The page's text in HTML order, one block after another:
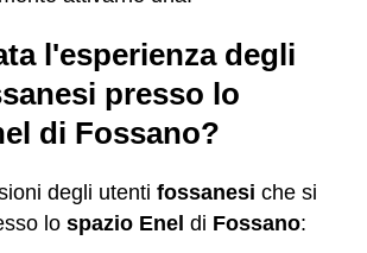
l'esperienza degli
presso lo
di Fossano?
degli utenti fossanesi che si
lo spazio Enel di Fossano: